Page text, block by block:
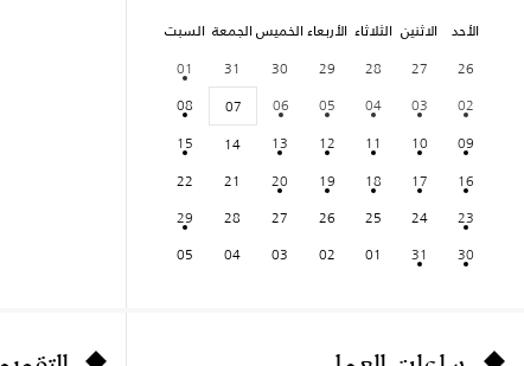
الأحد الاثنين الثلاثاء الأربعاءالخميسالجمعة السبت
26
27
28
29
30
31
01
02
03
04
05
06
07
08
09
10
11
12
13
14
15
16
17
18
19
20
21
22
23
24
25
26
27
28
29
30
31
01
02
03
04
05